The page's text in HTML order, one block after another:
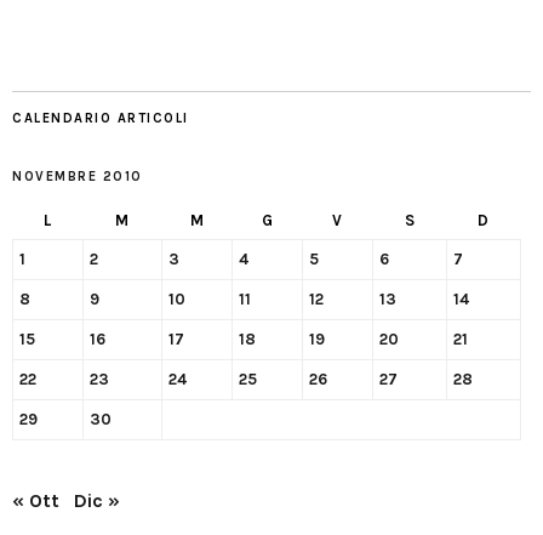
CALENDARIO ARTICOLI
NOVEMBRE 2010
L M M G V S D
1 2 3 4 5 6 7
8 9 10 11 12 13 14
15 16 17 18 19 20 21
22 23 24 25 26 27 28
29 30
« Ott Dic »